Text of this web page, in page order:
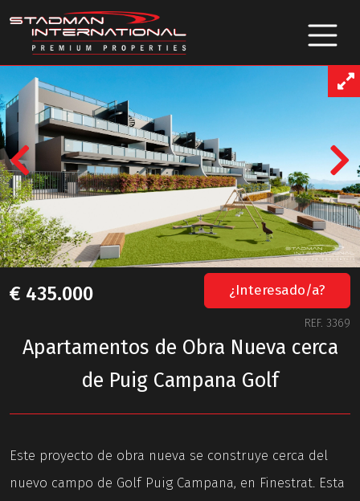
Previous
€ 435.000
REF. 3369
¿Interesado/a?
Apartamentos de Obra Nueva cerca
de Puig Campana Golf
Este proyecto de obra nueva se construye cerca del
nuevo campo de Golf Puig Campana, en Finestrat. Esta